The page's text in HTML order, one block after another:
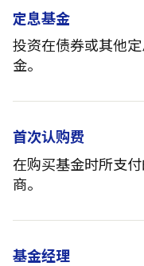
定息基金
投资在债券或其他
金。
首次认购费
在购买基金时所支
商。
基金经理